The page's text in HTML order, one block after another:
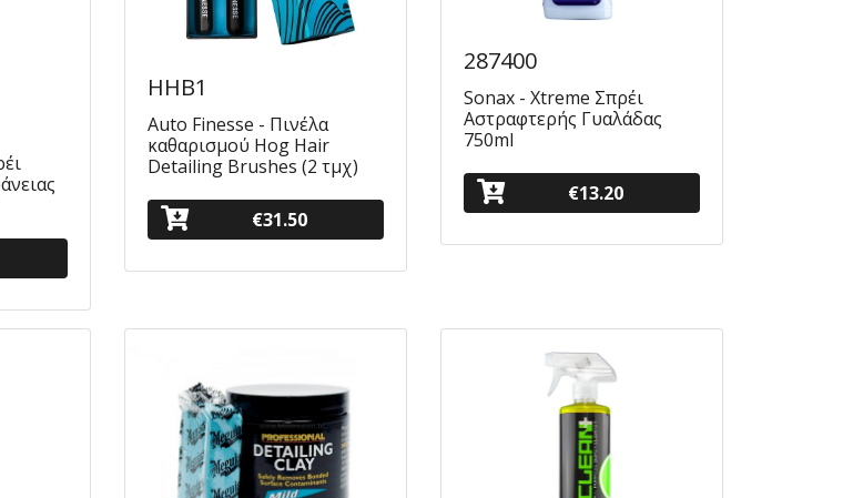
HHB1
Auto Finesse - Πινέλα
καθαρισμού Hog Hair
Detailing Brushes (2 τμχ)
€31.50
287400
Sonax - Xtreme Σπρέι
Αστραφτερής Γυαλάδας
750ml
€13.20